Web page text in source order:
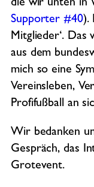
die wir unten in
Supporter #40).
Mitglieder‘. Das
aus dem
mich so eine
Vereinsleben,
Profifußball an
Wir bedanken
Gespräch, das
Grotevent.